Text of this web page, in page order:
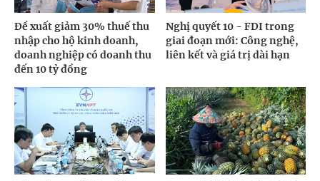
Đề xuất giảm 30% thuế thu
nhập cho hộ kinh doanh,
doanh nghiệp có doanh thu
đến 10 tỷ đồng
Nghị quyết 10 - FDI trong
giai đoạn mới: Công nghệ,
liên kết và giá trị dài hạn